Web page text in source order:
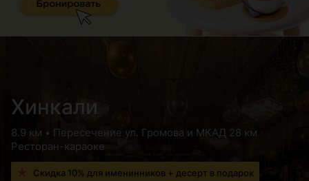
Хинкали
8.9 км • Пересечение ул. Громова и МКАД 28 км
Ресторан-караоке
Скидка 10% для именинников + десерт в подарок